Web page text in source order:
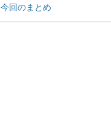
今回のまとめ